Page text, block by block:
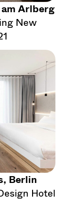
Arlberg
New
Berlin
Hotel